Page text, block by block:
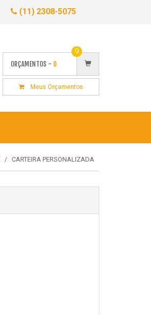
(11) 2308-5075
ORÇAMENTOS - 0
0
Meus Orçamentos
CARTEIRA PERSONALIZADA